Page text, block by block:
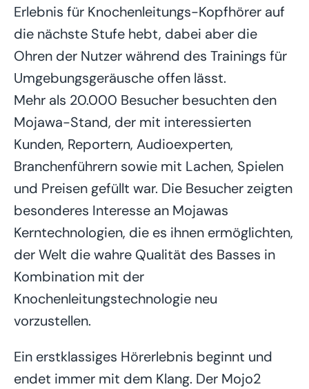
Erlebnis für Knochenleitungs-Kopfhörer auf
die nächste Stufe hebt, dabei aber die
Ohren der Nutzer während des Trainings für
Umgebungsgeräusche offen lässt.
Mehr als 20.000 Besucher besuchten den
Mojawa-Stand, der mit interessierten
Kunden, Reportern, Audioexperten,
Branchenführern sowie mit Lachen, Spielen
und Preisen gefüllt war. Die Besucher zeigten
besonderes Interesse an Mojawas
Kerntechnologien, die es ihnen ermöglichten,
der Welt die wahre Qualität des Basses in
Kombination mit der
Knochenleitungstechnologie neu
vorzustellen.
Ein erstklassiges Hörerlebnis beginnt und
endet immer mit dem Klang. Der Mojo2